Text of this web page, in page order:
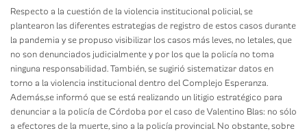
Respecto a la cuestión de la violencia institucional policial, se
plantearon las diferentes estrategias de registro de estos casos durante
la pandemia y se propuso visibilizar los casos más leves, no letales, que
no son denunciados judicialmente y por los que la policía no toma
ninguna responsabilidad. También, se sugirió sistematizar datos en
torno a la violencia institucional dentro del Complejo Esperanza.
Además,se informó que se está realizando un litigio estratégico para
denunciar a la policía de Córdoba por el caso de Valentino Blas: no sólo
a efectores de la muerte, sino a la policía provincial. No obstante, sobre